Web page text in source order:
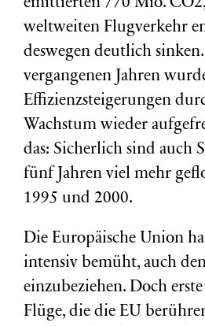
emittierten 770 Mio.
weltweiten Flugverkehr
deswegen deutlich
vergangenen Jahren
Effizienzsteigerungen
Wachstum wieder
das: Sicherlich sind auch
fünf Jahren viel mehr
1995 und 2000.
Die Europäische Union
intensiv bemüht, auch
einzubeziehen. Doch
Flüge, die die EU